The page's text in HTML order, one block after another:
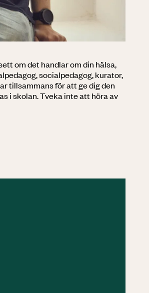
om det handlar om din hälsa,
socialpedagog, kurator,
tillsammans för att ge dig den
i skolan. Tveka inte att höra av